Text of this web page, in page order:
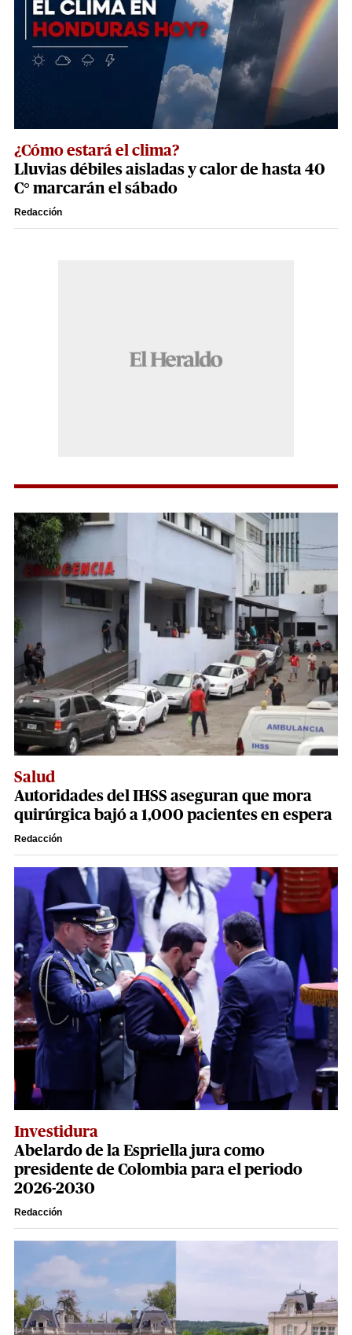
¿Cómo estará el clima?
Lluvias débiles aisladas y calor de hasta 40
C° marcarán el sábado
Redacción
Salud
Autoridades del IHSS aseguran que mora
quirúrgica bajó a 1,000 pacientes en espera
Redacción
Investidura
Abelardo de la Espriella jura como
presidente de Colombia para el periodo
2026-2030
Redacción